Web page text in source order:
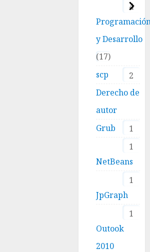
4
y Desarrollo
17
scp
2
Derecho de
autor
1
Grub
1
NetBeans
1
JpGraph
1
Outook
2010